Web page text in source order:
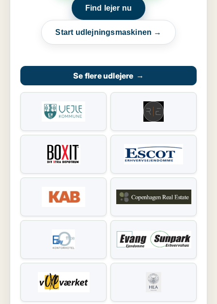
Find lejer nu
Start udlejningsmaskinen →
Se flere udlejere →